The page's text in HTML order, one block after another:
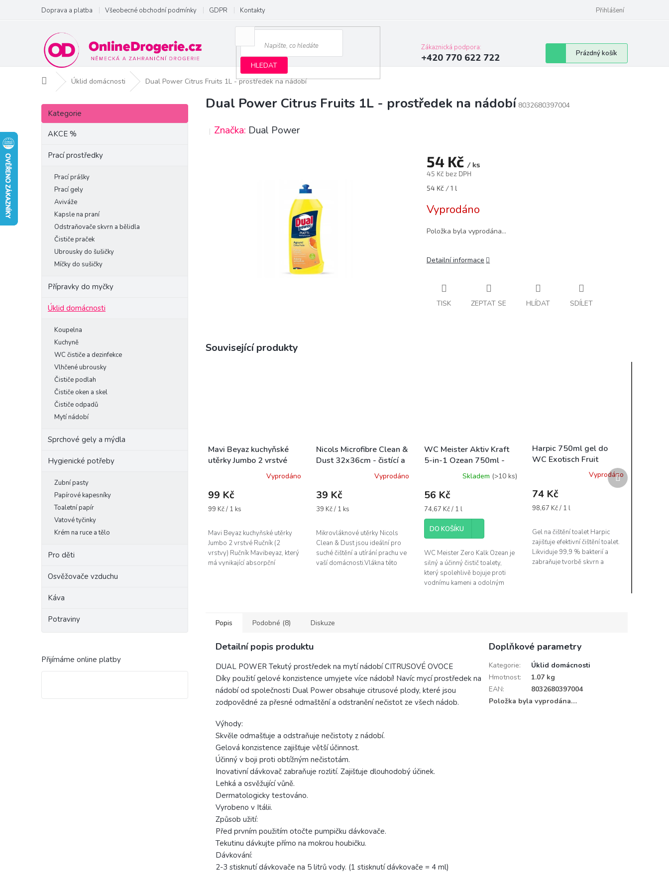
obsah
Doprava a platba Všeobecné obchodní podmínky GDPR Kontakty Přihlášení
HLEDAT
Zákaznická podpora:
+420 770 622 722
Nákupní
košík
Prázdný košík
Domů Úklid domácnosti Dual Power Citrus Fruits 1L - prostředek na nádobí
P
s
Přeskočit
kategorie
Kategorie
AKCE %
Prací prostředky
Prací prášky
Prací gely
Aviváže
Kapsle na praní
Odstraňovače skvrn a bělidla
Čističe praček
Ubrousky do šušičky
Míčky do sušičky
Přípravky do myčky
Úklid domácnosti
Koupelna
Kuchyně
WC čističe a dezinfekce
Vlhčené ubrousky
Čističe podlah
Čističe oken a skel
Čističe odpadů
Mytí nádobí
Sprchové gely a mýdla
Hygienické potřeby
Zubní pasty
Papírové kapesníky
Toaletní papír
Vatové tyčinky
Krém na ruce a tělo
Pro děti
Osvěžovače vzduchu
Káva
Potraviny
Přijímáme online platby
Dual Power Citrus Fruits 1L - prostředek na nádobí 8032680397004
Značka: Dual Power
54 Kč / ks
45 Kč bez DPH
Měrná
54 Kč / 1 l
Vyprodáno
Položka byla vyprodána…
Detailní informace
TISK ZEPTAT SE HLÍDAT SDÍLET
Související produkty
Mavi Beyaz kuchyňské
utěrky Jumbo 2 vrstvé
Vyprodáno
99 Kč
Měrná
99 Kč / 1 ks
Mavi Beyaz kuchyňské utěrky
Jumbo 2 vrstvé Ručník (2
vrstvy) Ručník Mavibeyaz, který
má vynikající absorpční
Nicols Microfibre Clean &
Dust 32x36cm - čistící a
prachová utěrka zVyprodáno
39 Kč
Měrná
39 Kč / 1 ks
Mikrovláknové utěrky Nicols
Clean & Dust jsou ideální pro
suché čištění a utírání prachu ve
vaší domácnosti.Vlákna této
WC Meister Aktiv Kraft
5-in-1 Ozean 750ml -
wc gel modrýSkladem (>10 ks)
56 Kč
Měrná
cena:
74,67 Kč / 1 l
DO KOŠÍKU
WC Meister Zero Kalk Ozean je
silný a účinný čistič toalety,
který spolehlivě bojuje proti
vodnímu kameni a odolným
Harpic 750ml gel do
WC Exotisch Fruit
Vyprodáno
74 Kč
Měrná
98,67 Kč / 1 l
Gel na čištění toalet Harpic
zajišťuje efektivní čištění toalet.
Likviduje 99,9 % bakterií a
zabraňuje tvorbě skvrn a
Další
produkt
Popis Podobné (8) Diskuze
Detailní popis produktu
DUAL POWER Tekutý prostředek na mytí nádobí CITRUSOVÉ OVOCE
Díky použití gelové konzistence umyjete více nádobí! Navíc mycí prostředek na
nádobí od společnosti Dual Power obsahuje citrusové plody, které jsou
zodpovědné za přesné odmaštění a odstranění nečistot ze všech nádob.
Výhody:
Skvěle odmašťuje a odstraňuje nečistoty z nádobí.
Gelová konzistence zajišťuje větší účinnost.
Účinný v boji proti obtížným nečistotám.
Inovativní dávkovač zabraňuje rozlití. Zajišťuje dlouhodobý účinek.
Lehká a osvěžující vůně.
Dermatologicky testováno.
Vyrobeno v Itálii.
Způsob užití:
Před prvním použitím otočte pumpičku dávkovače.
Tekutinu dávkujte přímo na mokrou houbičku.
Dávkování:
2-3 stisknutí dávkovače na 5 litrů vody. (1 stisknutí dávkovače = 4 ml)
Doplňkové parametry
Kategorie:
Úklid domácnosti
Hmotnost:
1.07 kg
EAN:
8032680397004
Položka byla vyprodána…